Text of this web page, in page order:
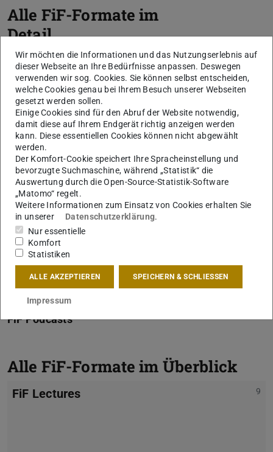
Alle FiF-Formate im
Detail
FiF Podcasts
FiF Podcasts
Alle FiF-Formate im Überblick
9
FiF Lectures
Wir möchten die Informationen und das Nutzungserlebnis auf
dieser Webseite an Ihre Bedürfnisse anpassen. Deswegen
verwenden wir sog. Cookies. Sie können selbst entscheiden,
welche Cookies genau bei Ihrem Besuch unserer Webseiten
gesetzt werden sollen.
Einige Cookies sind für den Abruf der Website notwendig,
damit diese auf Ihrem Endgerät richtig anzeigen werden
kann. Diese essentiellen Cookies können nicht abgewählt
werden.
Der Komfort-Cookie speichert Ihre Spracheinstellung und
bevorzugte Suchmaschine, während „Statistik“ die
Auswertung durch die Open-Source-Statistik-Software
„Matomo“ regelt.
Weitere Informationen zum Einsatz von Cookies erhalten Sie
in unserer
Datenschutzerklärung.
Nur essentielle
Komfort
Statistiken
ALLE AKZEPTIEREN SPEICHERN & SCHLIESSEN
Impressum